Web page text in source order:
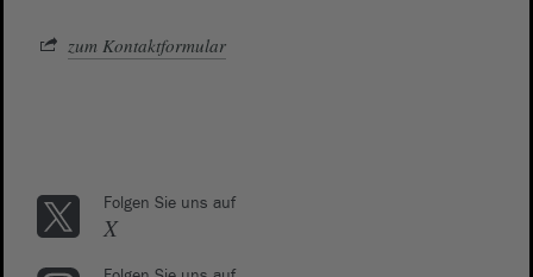
zum Kontaktformular
Folgen Sie uns auf
X